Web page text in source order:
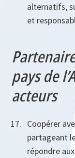
alternatifs,
et
pays de
acteurs
Coopérer
partageant
répondre